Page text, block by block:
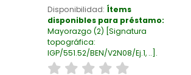
Disponibilidad: Ítems
disponibles para préstamo:
Mayorazgo (2) Signatura
topográfica:
IGP/551.52/BEN/V2N08/Ej.1, .. .